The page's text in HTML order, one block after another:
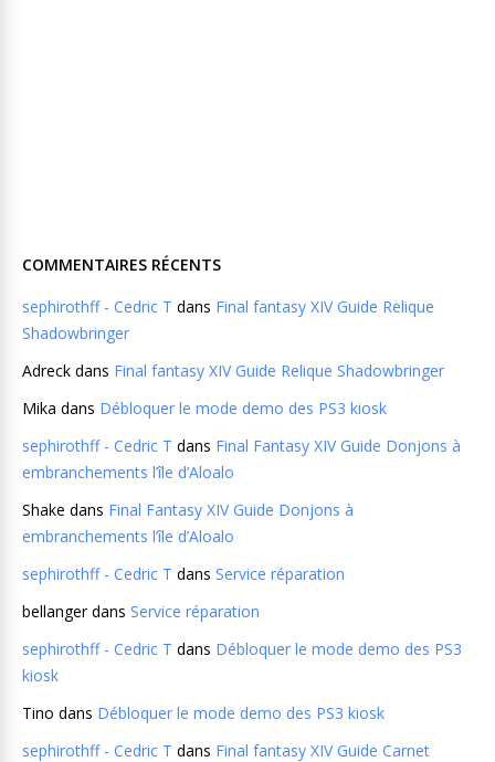
COMMENTAIRES RÉCENTS
sephirothff - Cedric T dans Final fantasy XIV Guide Relique
Shadowbringer
Adreck dans Final fantasy XIV Guide Relique Shadowbringer
Mika dans Débloquer le mode demo des PS3 kiosk
sephirothff - Cedric T dans Final Fantasy XIV Guide Donjons à
embranchements l’île d’Aloalo
Shake dans Final Fantasy XIV Guide Donjons à
embranchements l’île d’Aloalo
sephirothff - Cedric T dans Service réparation
bellangerdans Service réparation
sephirothff - Cedric T dans Débloquer le mode demo des PS3
kiosk
Tino dans Débloquer le mode demo des PS3 kiosk
sephirothff - Cedric T dans Final fantasy XIV Guide Carnet